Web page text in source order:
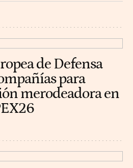
de Defensa
para
merodeadora en